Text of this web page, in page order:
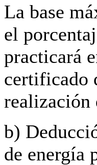
La base
el
practicará
certificado
realización
b)
de energía